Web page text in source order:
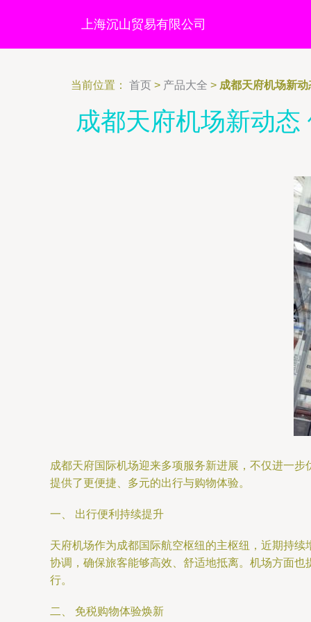
上海沉山贸易有限公司
当前位置： 首页 > 产品大全 > 成都天府机场新
成都天府机场新动
成都天府国际机场迎来多项服务新进展，不仅进一
提供了更便捷、多元的出行与购物体验。
一、 出行便利持续提升
天府机场作为成都国际航空枢纽的主枢纽，近期持
协调，确保旅客能够高效、舒适地抵离。机场方面
行。
二、 免税购物体验焕新